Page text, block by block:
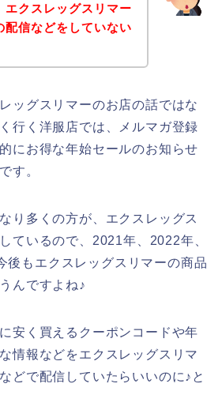
エクスレッグスリマー
配信などをしていない
ッグスリマーのお店の話ではな
行く洋服店では、メルマガ登録
にお得な年始セールのお知らせ
す。
り多くの方が、エクスレッグス
ているので、2021年、2022年、
後もエクスレッグスリマーの商品
んですよね♪
安く買えるクーポンコードや年
情報などをエクスレッグスリマ
どで配信していたらいいのに♪と